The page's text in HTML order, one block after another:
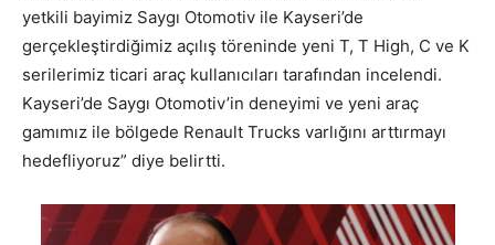
yetkili bayimiz Saygı Otomotiv ile Kayseri’de
gerçekleştirdiğimiz açılış töreninde yeni T, T High, C ve K
serilerimiz ticari araç kullanıcıları tarafından incelendi.
Kayseri’de Saygı Otomotiv’in deneyimi ve yeni araç
gamımız ile bölgede Renault Trucks varlığını arttırmayı
hedefliyoruz” diye belirtti.